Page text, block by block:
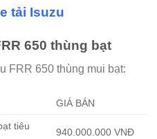
tải Isuzu
650 thùng bạt
FRR 650 thùng mui bạt:
GIÁ BÁN
tiêu
940.000.000 VNĐ